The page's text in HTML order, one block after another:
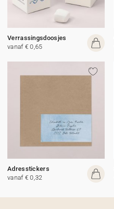
Verrassingsdoosjes
vanaf € 0,65
Adresstickers
vanaf € 0,32